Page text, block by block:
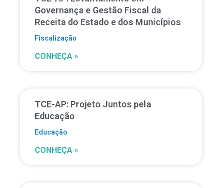
Governança e Gestão Fiscal da
Receita do Estado e dos Municípios
Fiscalização
CONHEÇA »
TCE-AP: Projeto Juntos pela
Educação
Educação
CONHEÇA »